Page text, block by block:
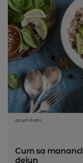
acum 8 ani
Cum sa
dejun